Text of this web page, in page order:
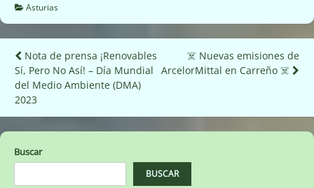
Asturias
Navegación
de
entradas
Nota de prensa ¡Renovables
Sí, Pero No Así! – Día Mundial
del Medio Ambiente (DMA)
2023
☠️ Nuevas emisiones de
ArcelorMittal en Carreño ☠️
Buscar
BUSCAR